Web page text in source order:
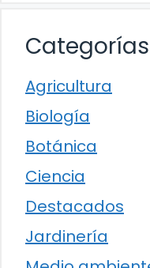
Categorías
Agricultura
Biología
Botánica
Ciencia
Destacados
Jardinería